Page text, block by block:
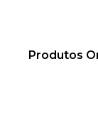
Produtos